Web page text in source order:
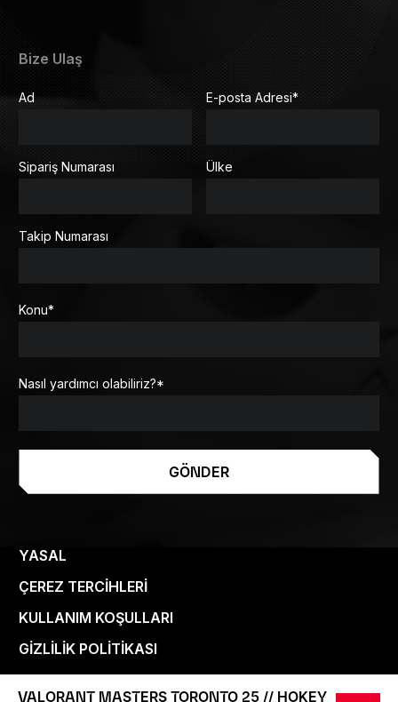
VALORANT MASTERS TORONTO 25 // HOKEY
Bize Ulaş
Ad E-posta Adresi*
Sipariş Numarası Ülke
Takip Numarası
Konu*
Nasıl yardımcı olabiliriz?*
GÖNDER
YASAL
ÇEREZ TERCIHLERI
KULLANIM KOŞULLARI
GIZLILIK POLITIKASI